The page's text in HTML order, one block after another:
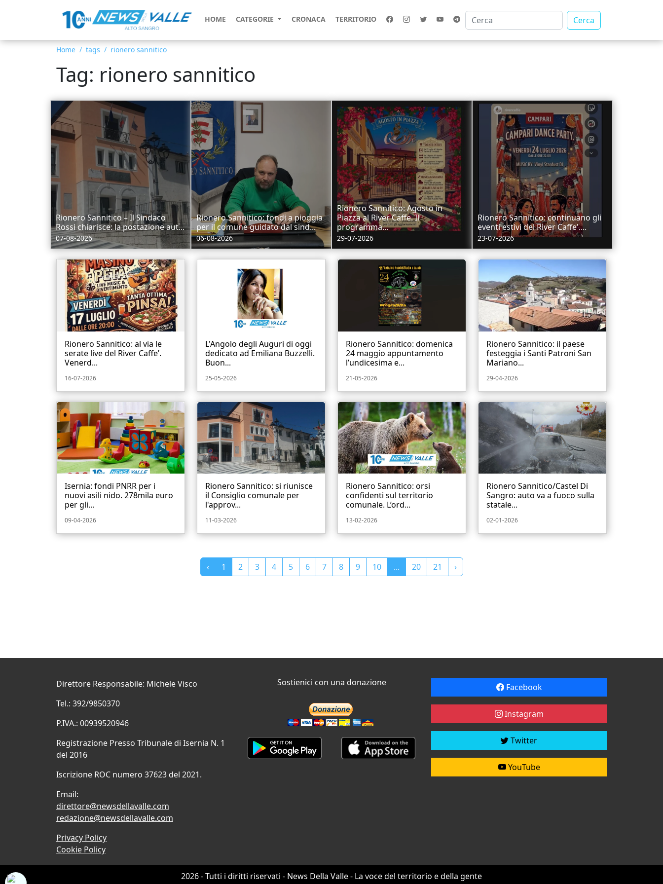
HOME CATEGORIE CRONACA TERRITORIO Cerca
Home tags rionero sannitico
Tag: rionero sannitico
Rionero Sannitico – Il Sindaco
Rossi chiarisce: la postazione aut...
07-08-2026
Rionero Sannitico: fondi a pioggia
per il comune guidato dal sind...
06-08-2026
Rionero Sannitico: Agosto in
Piazza al River Caffe. Il
programma...
29-07-2026
Rionero Sannitico: continuano gli
eventi estivi del River Caffe'....
23-07-2026
Rionero Sannitico: al via le
serate live del River Caffe’.
Venerd...
16-07-2026
L'Angolo degli Auguri di oggi
dedicato ad Emiliana Buzzelli.
Buon...
25-05-2026
Rionero Sannitico: domenica
24 maggio appuntamento
l’undicesima e...
21-05-2026
Rionero Sannitico: il paese
festeggia i Santi Patroni San
Mariano...
29-04-2026
Isernia: fondi PNRR per i
nuovi asili nido. 278mila euro
per gli...
09-04-2026
Rionero Sannitico: si riunisce
il Consiglio comunale per
l'approv...
11-03-2026
Rionero Sannitico: orsi
confidenti sul territorio
comunale. L’ord...
13-02-2026
Rionero Sannitico/Castel Di
Sangro: auto va a fuoco sulla
statale...
02-01-2026
‹ 1 2 3 4 5 6 7 8 9 10 ... 20 21 ›
Direttore Responsabile: Michele Visco
Tel.: 392/9850370
P.IVA.: 00939520946
Registrazione Presso Tribunale di Isernia N. 1
del 2016
Iscrizione ROC numero 37623 del 2021.
Email:
direttore@newsdellavalle.com
redazione@newsdellavalle.com
Privacy Policy
Cookie Policy
Sostienici con una donazione Facebook
Instagram
Twitter
YouTube
2026 - Tutti i diritti riservati - News Della Valle - La voce del territorio e della gente